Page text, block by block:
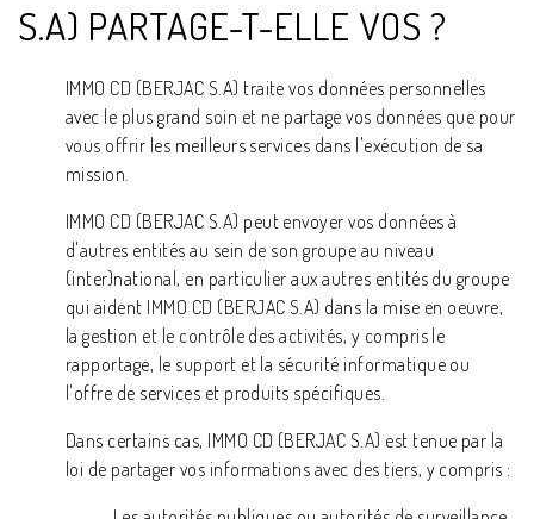
S.A) PARTAGE-T-ELLE VOS ?
IMMO CD (BERJAC S.A) traite vos données personnelles
avec le plus grand soin et ne partage vos données que pour
vous offrir les meilleurs services dans l'exécution de sa
mission.
IMMO CD (BERJAC S.A) peut envoyer vos données à
d'autres entités au sein de son groupe au niveau
(inter)national, en particulier aux autres entités du groupe
qui aident IMMO CD (BERJAC S.A) dans la mise en oeuvre,
la gestion et le contrôle des activités, y compris le
rapportage, le support et la sécurité informatique ou
l'offre de services et produits spécifiques.
Dans certains cas, IMMO CD (BERJAC S.A) est tenue par la
loi de partager vos informations avec des tiers, y compris :